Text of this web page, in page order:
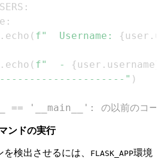
:
:
. echo ( f"  Username: {user .
. echo ( f"  - {user . username
" )
'__main__': の以前のコ
ンドの実行
検出させるには、 FLASK_APP環境